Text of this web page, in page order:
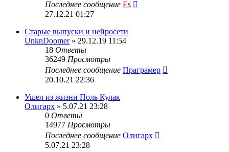
Последнее сообщение Es
27.12.21 01:27
Старые выпуски и нейросети
UnknDoomer» 29.12.19 11:54
18 Ответы
36249 Просмотры
Последнее сообщение Праграмер
20.10.21 22:36
Ушел из жизни Поль Кулак
Олигарх » 5.07.21 23:28
0 Ответы
14977 Просмотры
Последнее сообщение Олигарх
5.07.21 23:28